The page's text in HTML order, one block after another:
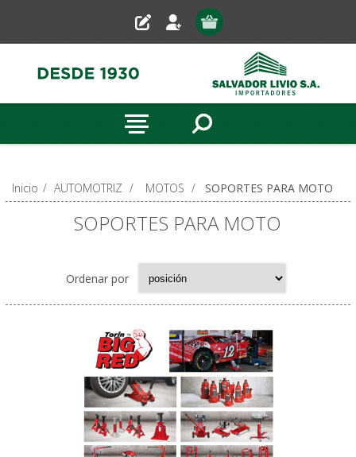
Inicio / AUTOMOTRIZ / MOTOS / SOPORTES PARA MOTO
SOPORTES PARA MOTO
Ordenar por